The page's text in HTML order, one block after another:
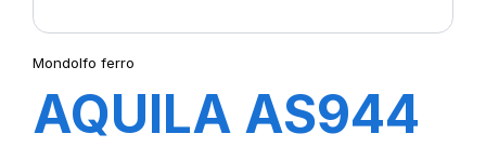
Mondolfo ferro
AQUILA AS944